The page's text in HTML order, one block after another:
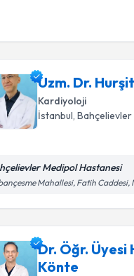
Uzm. Dr.
Kardiyoloji
İstanbul ,Bahçelievler
Medipol Hastanesi
Mahallesi, Fatih Caddesi,
Dr. Öğr. Üyesi
Könte